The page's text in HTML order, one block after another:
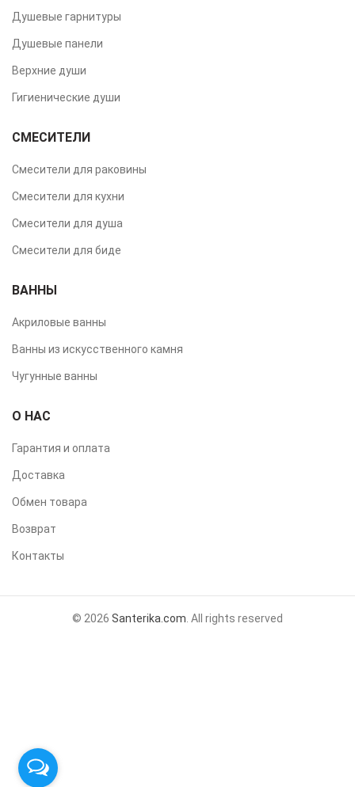
Душевые гарнитуры
Душевые панели
Верхние души
Гигиенические души
СМЕСИТЕЛИ
Смесители для раковины
Смесители для кухни
Смесители для душа
Смесители для биде
ВАННЫ
Акриловые ванны
Ванны из искусственного камня
Чугунные ванны
О НАС
Гарантия и оплата
Доставка
Обмен товара
Возврат
Контакты
© 2026 Santerika.com . All rights reserved